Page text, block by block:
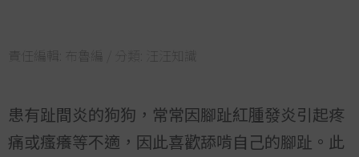
責任編輯: 布魯編 / 分類: 汪汪知識
患有趾間炎的狗狗，常常因腳趾紅腫發炎引起疼
痛或瘙癢等不適，因此喜歡舔啃自己的腳趾。此